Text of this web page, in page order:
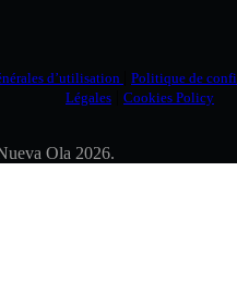
d’utilisation Politique de
Légales
Cookies Policy
Ola 2026.